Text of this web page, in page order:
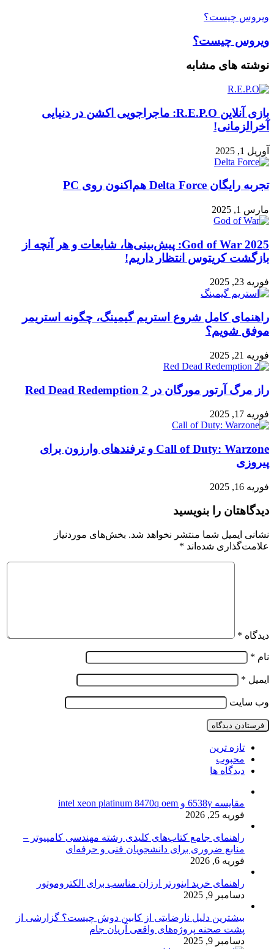
ویروس چیست؟
ویروس چیست؟
نوشته های مشابه
بازی آنلاین R.E.P.O: ماجراجویی اکشن در دنیایی
آخرالزمانی!
آوریل 1, 2025
تجربه رایگان Delta Force هم‌اکنون روی PC
مارس 1, 2025
God of War 2025: پیش‌بینی‌ها، شایعات و هر آنچه از
بازگشت کریتوس انتظار داریم!
فوریه 23, 2025
راهنمای کامل شروع استریم گیمینگ، چگونه استریمر
موفق شویم؟
فوریه 21, 2025
راز مرگ آرتور مورگان در Red Dead Redemption 2
فوریه 17, 2025
Call of Duty: Warzone و ترفندهای وارزون برای
پیروزی
فوریه 16, 2025
دیدگاهتان را بنویسید
نشانی ایمیل شما منتشر نخواهد شد. بخش‌های موردنیاز
علامت‌گذاری شده‌اند *
دیدگاه *
نام *
ایمیل *
وب‌ سایت
تازه ترین
محبوب
دیدگاه ها
مقایسه 6538y و intel xeon platinum 8470q oem
فوریه 25, 2026
راهنمای جامع کتاب‌های کلیدی رشته مهندسی کامپیوتر –
منابع ضروری برای دانشجویان فنی و حرفه‌ای
فوریه 6, 2026
راهنمای خرید اینورتر ارزان مناسب برای الکتروموتور
دسامبر 9, 2025
بیشترین دلیل نارضایتی از کابین دوش چیست؟ گزارشی از
پشت صحنه پروژه‌های واقعی آریان جام
دسامبر 9, 2025